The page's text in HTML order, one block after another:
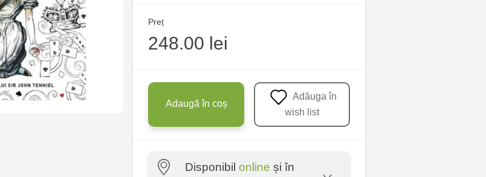
Preț
248.00 lei
Adaugă în coș
wish list
Disponibil online și în